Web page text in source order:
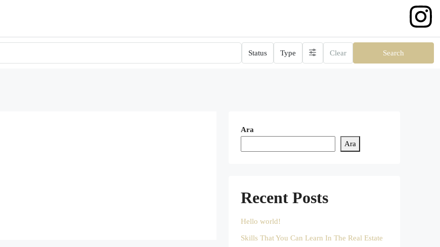
Status Type Clear Search
Ara
Ara
Recent Posts
Hello world!
Skills That You Can Learn In The Real Estate